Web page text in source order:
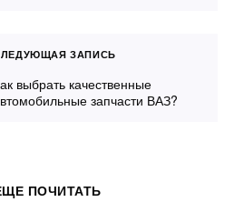
ЗАПИСЬ
выбрать качественные
запчасти ВАЗ?
ПОЧИТАТЬ